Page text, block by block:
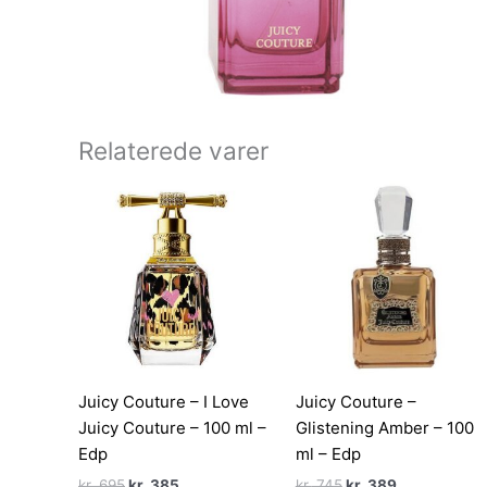
Relaterede varer
Juicy Couture – I Love
Juicy Couture – 100 ml –
Edp
Den
Juicy Couture –
Glistening Amber – 100
ml – Edp
Den
Den